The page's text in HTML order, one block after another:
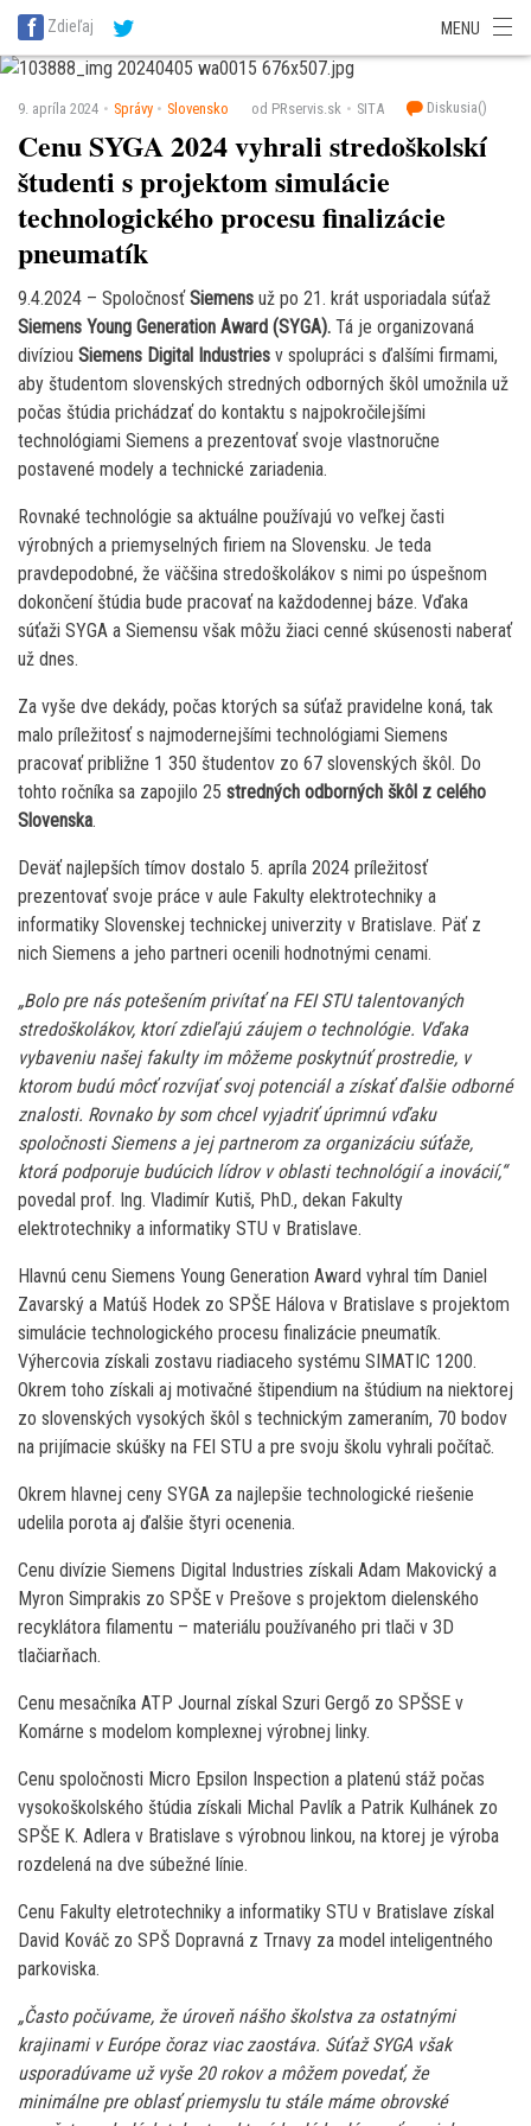
SITA Energetika
SITA Potravinárstvo
Zdieľaj MENU
9. apríla 2024 Správy Slovensko od PRservis.sk SITA Diskusia()
Cenu SYGA 2024 vyhrali stredoškolskí
študenti s projektom simulácie
technologického procesu finalizácie
pneumatík
9.4.2024 – SpoločnosťSiemens už po 21. krát usporiadala súťaž
Siemens Young Generation Award (SYGA). Tá je organizovaná
divíziou Siemens Digital Industries v spolupráci s ďalšími firmami,
aby študentom slovenských stredných odborných škôl umožnila už
počas štúdia prichádzať do kontaktu s najpokročilejšími
technológiami Siemens a prezentovať svoje vlastnoručne
postavené modely a technické zariadenia.
Rovnaké technológie sa aktuálne používajú vo veľkej časti
výrobných a priemyselných firiem na Slovensku. Je teda
pravdepodobné, že väčšina stredoškolákov s nimi po úspešnom
dokončení štúdia bude pracovať na každodennej báze. Vďaka
súťaži SYGA a Siemensu však môžu žiaci cenné skúsenosti naberať
už dnes.
Za vyše dve dekády, počas ktorých sa súťaž pravidelne koná, tak
malo príležitosť s najmodernejšími technológiami Siemens
pracovať približne 1 350 študentov zo 67 slovenských škôl. Do
tohto ročníka sa zapojilo 25 stredných odborných škôl z celého
Slovenska.
Deväť najlepších tímov dostalo 5. apríla 2024 príležitosť
prezentovať svoje práce v aule Fakulty elektrotechniky a
informatiky Slovenskej technickej univerzity v Bratislave. Päť z
nich Siemens a jeho partneri ocenili hodnotnými cenami.
„Bolo pre nás potešením privítať na FEI STU talentovaných
stredoškolákov, ktorí zdieľajú záujem o technológie. Vďaka
vybaveniu našej fakulty im môžeme poskytnúť prostredie, v
ktorom budú môcť rozvíjať svoj potenciál a získať ďalšie odborné
znalosti. Rovnako by som chcel vyjadriť úprimnú vďaku
spoločnosti Siemens a jej partnerom za organizáciu súťaže,
ktorá podporuje budúcich lídrov v oblasti technológií a inovácií,“
povedal prof. Ing. Vladimír Kutiš, PhD., dekan Fakulty
elektrotechniky a informatiky STU v Bratislave.
Hlavnú cenu Siemens Young Generation Award vyhral tím Daniel
Zavarský a Matúš Hodek zo SPŠE Hálova v Bratislave s projektom
simulácie technologického procesu finalizácie pneumatík.
Výhercovia získali zostavu riadiaceho systému SIMATIC 1200.
Okrem toho získali aj motivačné štipendium na štúdium na niektorej
zo slovenských vysokých škôl s technickým zameraním, 70 bodov
na prijímacie skúšky na FEI STU a pre svoju školu vyhrali počítač.
Okrem hlavnej ceny SYGA za najlepšie technologické riešenie
udelila porota aj ďalšie štyri ocenenia.
Cenu divízie Siemens Digital Industries získali Adam Makovický a
Myron Simprakis zo SPŠE v Prešove s projektom dielenského
recyklátora filamentu – materiálu používaného pri tlači v 3D
tlačiarňach.
Cenu mesačníka ATP Journal získal Szuri Gergő zo SPŠSE v
Komárne s modelom komplexnej výrobnej linky.
Cenu spoločnosti Micro Epsilon Inspection a platenú stáž počas
vysokoškolského štúdia získali Michal Pavlík a Patrik Kulhánek zo
SPŠE K. Adlera v Bratislave s výrobnou linkou, na ktorej je výroba
rozdelená na dve súbežné línie.
Cenu Fakulty eletrotechniky a informatiky STU v Bratislave získal
David Kováč zo SPŠ Dopravná z Trnavy za model inteligentného
parkoviska.
„Často počúvame, že úroveň nášho školstva za ostatnými
krajinami v Európe čoraz viac zaostáva. Súťaž SYGA však
usporadúvame už vyše 20 rokov a môžem povedať, že
minimálne pre oblasť priemyslu tu stále máme obrovské